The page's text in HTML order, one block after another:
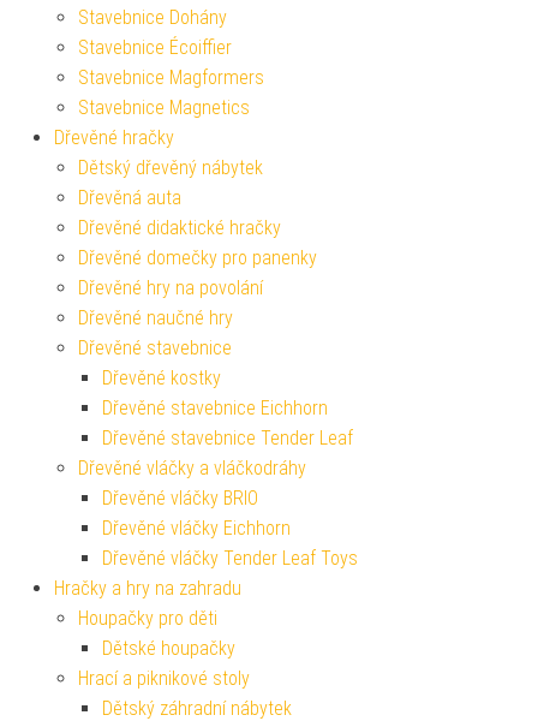
Stavebnice Dohány
Stavebnice Écoiffier
Stavebnice Magformers
Stavebnice Magnetics
Dřevěné hračky
Dětský dřevěný nábytek
Dřevěná auta
Dřevěné didaktické hračky
Dřevěné domečky pro panenky
Dřevěné hry na povolání
Dřevěné naučné hry
Dřevěné stavebnice
Dřevěné kostky
Dřevěné stavebnice Eichhorn
Dřevěné stavebnice Tender Leaf
Dřevěné vláčky a vláčkodráhy
Dřevěné vláčky BRIO
Dřevěné vláčky Eichhorn
Dřevěné vláčky Tender Leaf Toys
Hračky a hry na zahradu
Houpačky pro děti
Dětské houpačky
Hrací a piknikové stoly
Dětský záhradní nábytek